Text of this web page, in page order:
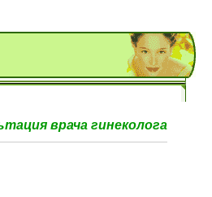
врача гинеколога